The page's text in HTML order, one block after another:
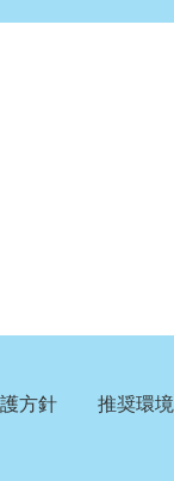
方針 推奨環境